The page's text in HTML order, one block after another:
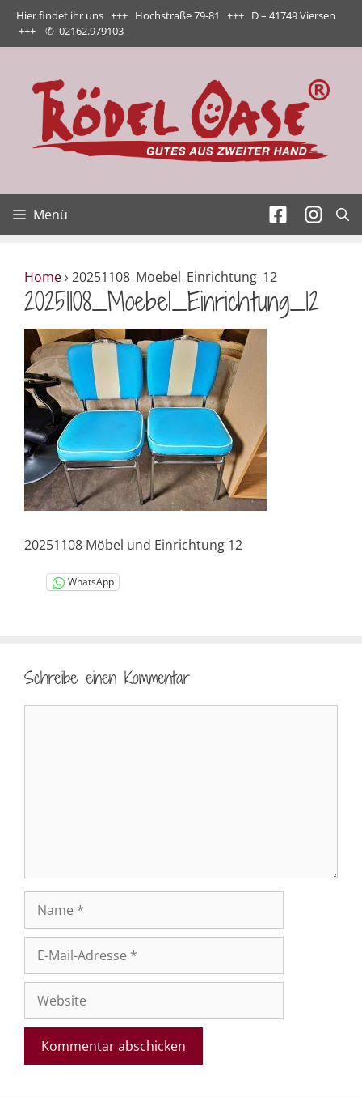
Zum
Inhalt
springen
Hier findet ihr uns +++ Hochstraße 79-81 +++ D – 41749 Viersen
+++ ✆ 02162.979103
Menü
Home› 20251108_Moebel_Einrichtung_12
20251108_Moebel_Einrichtung_12
20251108 Möbel und Einrichtung 12
WhatsApp
Schreibe einen Kommentar
Mail-
Adresse
Website